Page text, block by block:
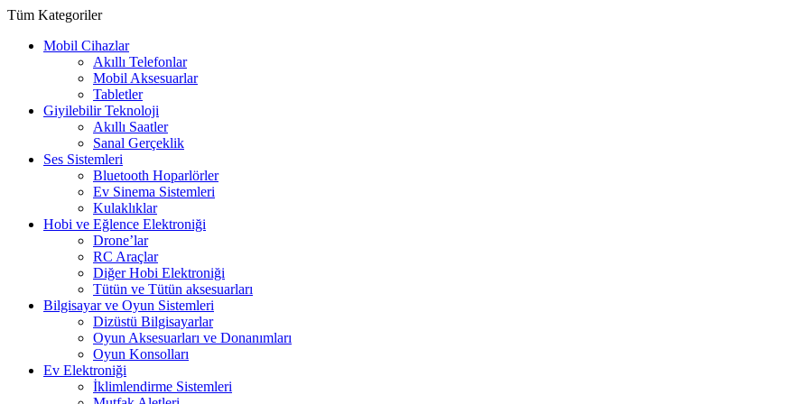
Tüm Kategoriler
Mobil Cihazlar
Akıllı Telefonlar
Mobil Aksesuarlar
Tabletler
Giyilebilir Teknoloji
Akıllı Saatler
Sanal Gerçeklik
Ses Sistemleri
Bluetooth Hoparlörler
Ev Sinema Sistemleri
Kulaklıklar
Hobi ve Eğlence Elektroniği
Drone’lar
RC Araçlar
Diğer Hobi Elektroniği
Tütün ve Tütün aksesuarları
Bilgisayar ve Oyun Sistemleri
Dizüstü Bilgisayarlar
Oyun Aksesuarları ve Donanımları
Oyun Konsolları
Ev Elektroniği
İklimlendirme Sistemleri